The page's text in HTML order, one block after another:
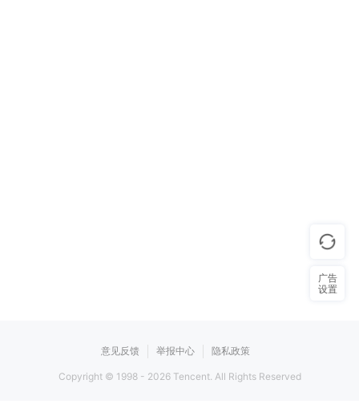
意见反馈 举报中心 隐私政策
Copyright © 1998 - 2026Tencent. All Rights Reserved
广告
设置